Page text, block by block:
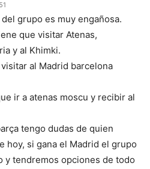
grupo es muy engañosa.
que visitar Atenas,
y al Khimki.
al Madrid barcelona
ir a atenas moscu y recibir al
tengo dudas de quien
hoy, si gana el Madrid el grupo
y tendremos opciones de todo